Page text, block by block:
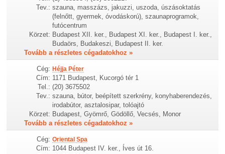
Tev.: szauna, masszázs, jakuzzi, uszoda, úszásoktatás
(felnőtt, gyermek, óvodáskorú), szaunaprogramok,
futócentrum
Körzet: Budapest XII. ker., Budapest XI. ker., Budapest I. ker.,
Budaörs, Budakeszi, Budapest II. ker.
Tovább a részletes cégadatokhoz »
Cég: Héjja Péter
Cím: 1171 Budapest, Kucorgó tér 1
Tel.: (20) 3675502
Tev.: szauna, bútor, beépített szerkrény, konyhaberendezés,
irodabútor, asztalosipar, tolóajtó
Körzet: Budapest, Gyömrő, Gödöllő, Vecsés, Monor
Tovább a részletes cégadatokhoz »
Cég: Oriental Spa
Cím: 1044 Budapest IV. ker., Íves út 16.